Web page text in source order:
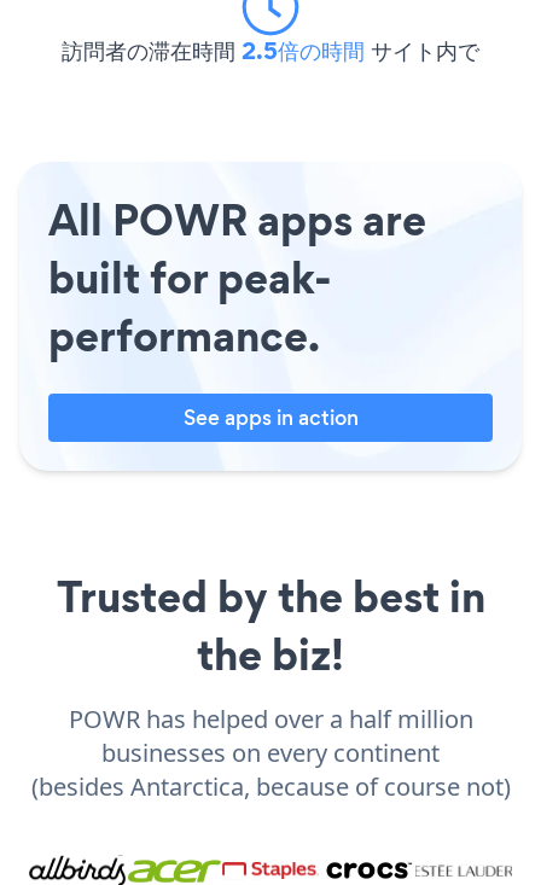
訪問者の滞在時間 2.5倍の時間 サイト内で
All POWR apps are
built for peak-
performance.
See apps in action
Trusted by the best in
the biz!
POWR has helped over a half million
businesses on every continent
(besides Antarctica, because of course not)